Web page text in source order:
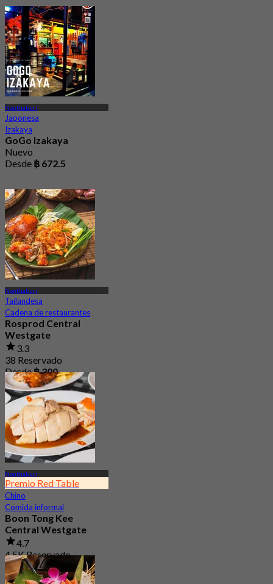
Nonthaburi
Japonesa
Izakaya
GoGo Izakaya
Nuevo
Desde ฿ 672.5
Nonthaburi
Tailandesa
Cadena de restaurantes
Rosprod Central
Westgate
3.3
38 Reservado
Desde฿ 300
Nonthaburi
Premio Red Table
Chino
Comida informal
Boon Tong Kee
Central Westgate
4.7
4.5K Reservado
Desde฿ 362.5